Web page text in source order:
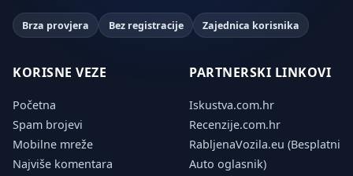
Brza provjera Bez registracije Zajednica korisnika
KORISNE VEZE
Početna
Spam brojevi
Mobilne mreže
Najviše komentara
PARTNERSKI LINKOVI
Iskustva.com.hr
Recenzije.com.hr
RabljenaVozila.eu (Besplatni
Auto oglasnik)